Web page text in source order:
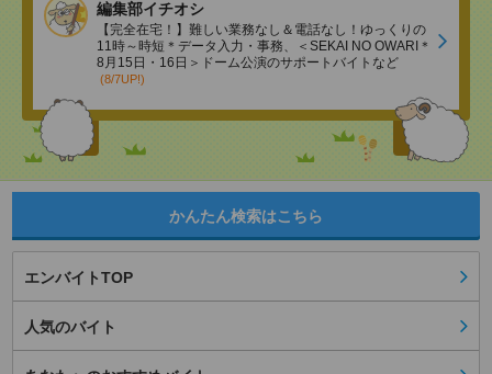
編集部イチオシ
【完全在宅！】難しい業務なし＆電話なし！ゆっくりの
11時～時短＊データ入力・事務、＜SEKAI NO OWARI＊
8月15日・16日＞ドーム公演のサポートバイトなど
(8/7UP!)
かんたん検索はこちら
エンバイトTOP
人気のバイト